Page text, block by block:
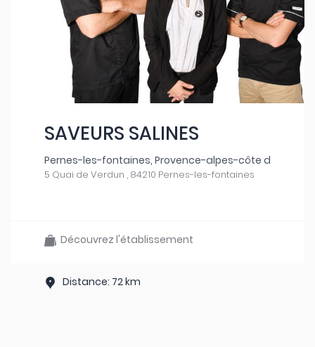
SAVEURS SALINES
Pernes-les-fontaines, Provence-alpes-côte d
5 Quai de Verdun , 84210 Pernes-les-fontaines
Découvrez l'établissement
Distance: 72 km